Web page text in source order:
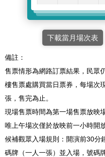
下載當月場次表
備註：
售票情形為網路訂票結果，民眾
樓售票處購買當日票券，每場次
張，售完為止。
現場售票時間為第一場售票放映
唯上午場次僅於放映前一小時開
候補觀眾入場規則：開演前30分
碼牌（一人一張）並入場，號碼